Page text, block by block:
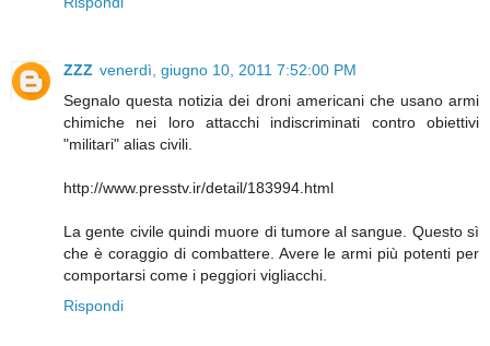
ZZZ venerdì, giugno 10, 2011 7:52:00 PM
Segnalo questa notizia dei droni americani che usano armi
chimiche nei loro attacchi indiscriminati contro obiettivi
"militari" alias civili.
http://www.presstv.ir/detail/183994.html
La gente civile quindi muore di tumore al sangue. Questo sì
che è coraggio di combattere. Avere le armi più potenti per
comportarsi come i peggiori vigliacchi.
Rispondi